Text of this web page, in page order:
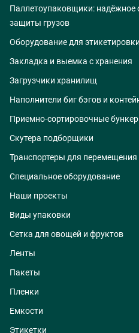
Паллетоупаковщики: надёжное
защиты грузов
Оборудование для
Закладка и выемка с хранения
Загрузчики хранилищ
Наполнители биг бэгов и
Приемно-сортировочные
Скутера подборщики
Транспортеры для перемещения
Специальное оборудование
Наши проекты
Виды упаковки
Сетка для овощей и фруктов
Ленты
Пакеты
Пленки
Емкости
Этикетки